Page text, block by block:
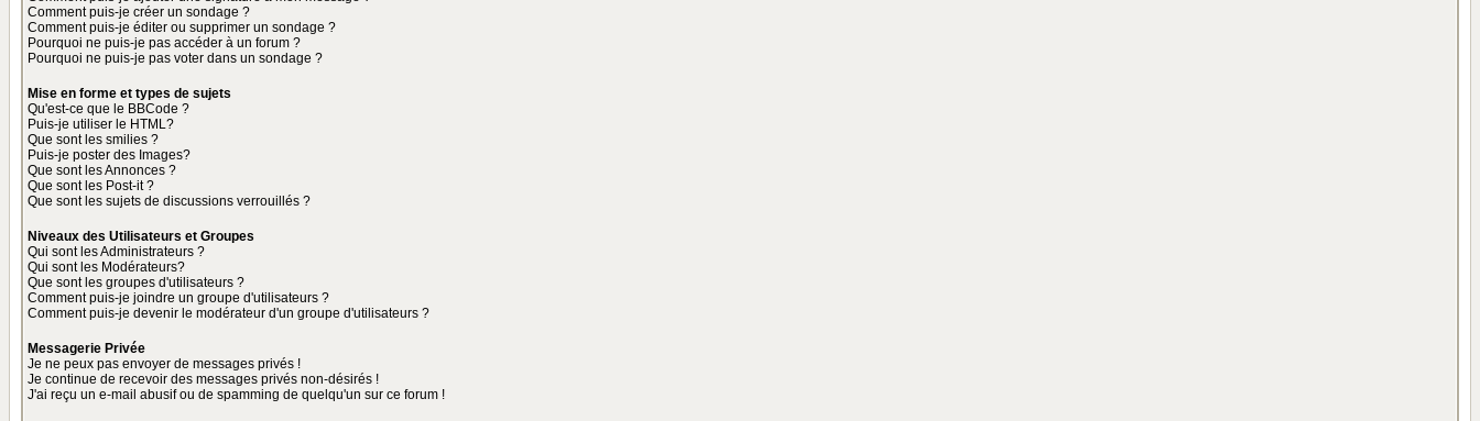
Comment puis-je créer un sondage ?
Comment puis-je éditer ou supprimer un sondage ?
Pourquoi ne puis-je pas accéder à un forum ?
Pourquoi ne puis-je pas voter dans un sondage ?
Mise en forme et types de sujets
Qu'est-ce que le BBCode ?
Puis-je utiliser le HTML?
Que sont les smilies ?
Puis-je poster des Images?
Que sont les Annonces ?
Que sont les Post-it ?
Que sont les sujets de discussions verrouillés ?
Niveaux des Utilisateurs et Groupes
Qui sont les Administrateurs ?
Qui sont les Modérateurs?
Que sont les groupes d'utilisateurs ?
Comment puis-je joindre un groupe d'utilisateurs ?
Comment puis-je devenir le modérateur d'un groupe d'utilisateurs ?
Messagerie Privée
Je ne peux pas envoyer de messages privés !
Je continue de recevoir des messages privés non-désirés !
J'ai reçu un e-mail abusif ou de spamming de quelqu'un sur ce forum !